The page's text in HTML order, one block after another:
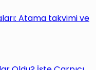
Atama takvimi ve